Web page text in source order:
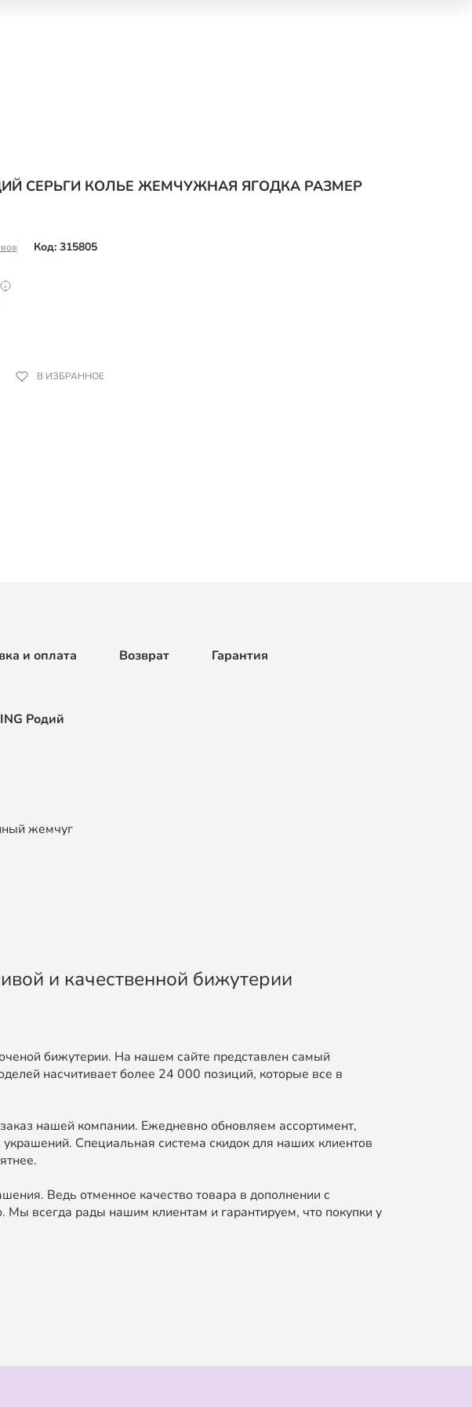
СЕРЬГИ КОЛЬЕ ЖЕМЧУЖНАЯ ЯГОДКА РАЗМЕР
Код: 315805
В ИЗБРАННОЕ
и оплата Возврат Гарантия
Родий
жемчуг
и качественной бижутерии
бижутерии. На нашем сайте представлен самый
насчитивает более 24 000 позиций, которые все в
нашей компании. Ежедневно обновляем ассортимент,
Специальная система скидок для наших клиентов
Ведь отменное качество товара в дополнении с
всегда рады нашим клиентам и гарантируем, что покупки у